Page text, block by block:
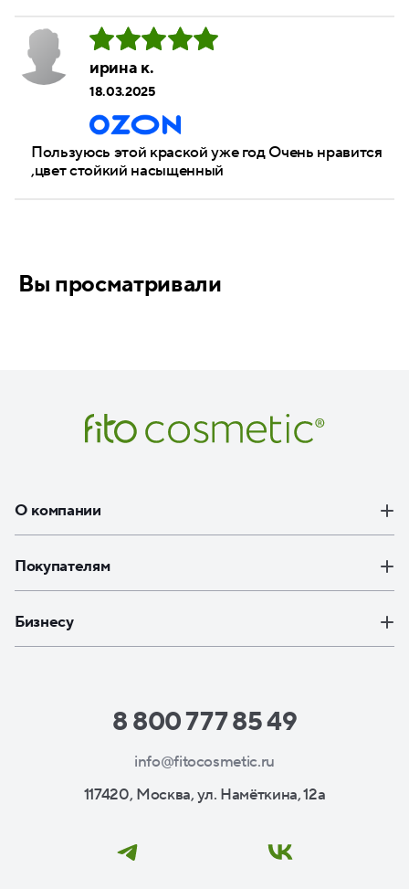
ирина к.
18.03.2025
Пользуюсь этой краской уже год Очень нравится
,цвет стойкий насыщенный
Вы просматривали
О компании
Покупателям
Бизнесу
8 800 777 85 49
info@fitocosmetic.ru
117420, Москва, ул. Намёткина, 12а